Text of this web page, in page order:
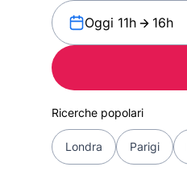
Oggi 11h 16h
Ricerche popolari
Londra Parigi